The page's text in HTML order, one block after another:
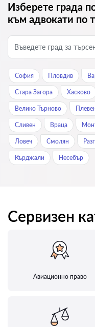
Изберете града
към адвокати по
София Пловдив
Стара Загора Хасково
Велико Търново
Сливен Враца
Ловеч Смолян
Кърджали Нeсeбър
Сервизен
Авиационно право